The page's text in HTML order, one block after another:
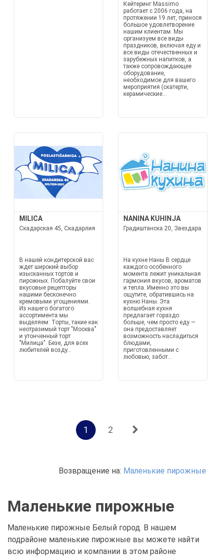
Кейтеринг Massimo
работает с 2006 года, на
протяжении 19 лет, принося
большое удовлетворение
нашим клиентам. Мы
организуем все виды
праздников, включая еду и
все виды отечественных и
зарубежных напитков, а
также сопровождающее
оборудование,
необходимое для вашего
мероприятия (скатерти,
керамические...
MILICA
Скадарская 45, Скадарлия
В нашей кондитерской вас
ждет широкий выбор
изысканных тортов и
пирожных. Побалуйте свои
вкусовые рецепторы
нашими бесконечно
кремовыми угощениями.
Из нашего богатого
ассортимента мы
выделяем: Торты, такие как
неотразимый торт "Москва"
и утонченный торт
"Милица". Безе, для всех
любителей возду...
NANINA KUHINJA
Градиштанска 20, Звездара
На кухне Наны В сердце
каждого особенного
момента лежит уникальная
гармония вкусов, ароматов
и тепла. Именно это вы
ощутите, обратившись на
кухню Наны. Эта
волшебная кухня
предлагает гораздо
больше, чем просто еду —
она предоставляет
возможность насладиться
блюдами,
приготовленными с
любовью, забот...
1 2
Возвращение на: Маленькие пирожные
Маленькие пирожные
Маленькие пирожные Белый город. В нашем
подрайоне маленькие пирожные вы можете найти
всю информацию и компании в этом районе